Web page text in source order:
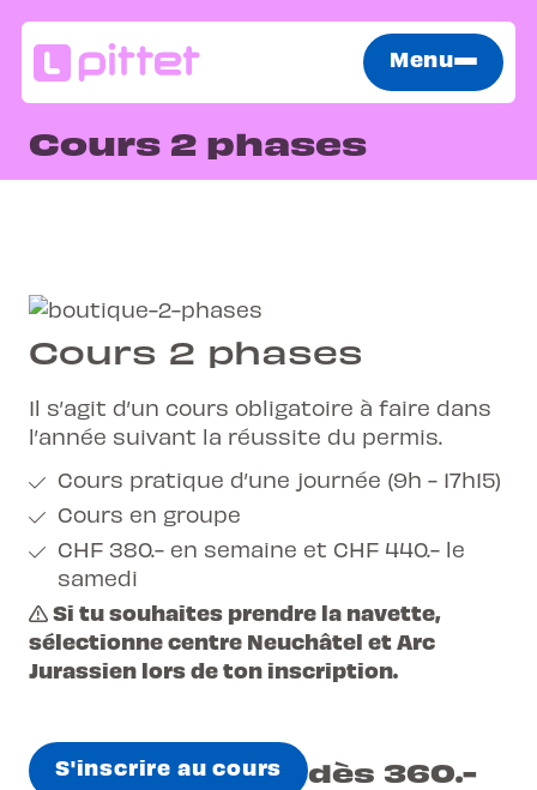
Menu
Cours 2 phases
Cours 2 phases
Il s’agit d’un cours obligatoire à faire dans
l’année suivant la réussite du permis.
Cours pratique d’une journée (9h - 17h15)
Cours en groupe
CHF 380.- en semaine et CHF 440.- le
samedi
Si tu souhaites prendre la navette,
sélectionne centre Neuchâtel et Arc
Jurassien lors de ton inscription.
S'inscrire au cours dès 360.-